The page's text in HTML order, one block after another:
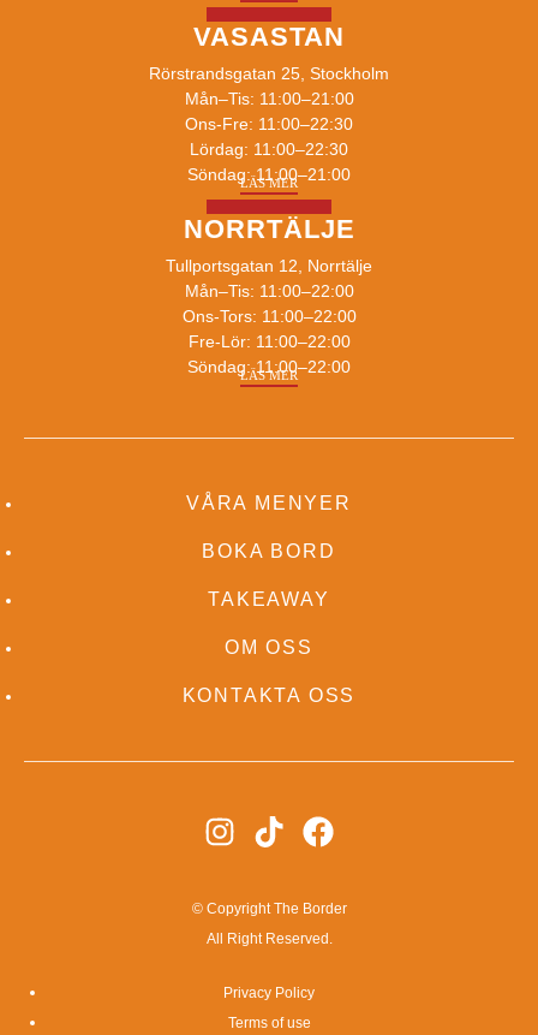
VASASTAN
Rörstrandsgatan 25, Stockholm
Mån–Tis: 11:00–21:00
Ons-Fre: 11:00–22:30
Lördag: 11:00–22:30
Söndag: 11:00–21:00
LÄS MER
NORRTÄLJE
Tullportsgatan 12, Norrtälje
Mån–Tis: 11:00–22:00
Ons-Tors: 11:00–22:00
Fre-Lör: 11:00–22:00
Söndag: 11:00–22:00
LÄS MER
VÅRA MENYER
BOKA BORD
TAKEAWAY
OM OSS
KONTAKTA OSS
© Copyright The Border
All Right Reserved.
Privacy Policy
Terms of use